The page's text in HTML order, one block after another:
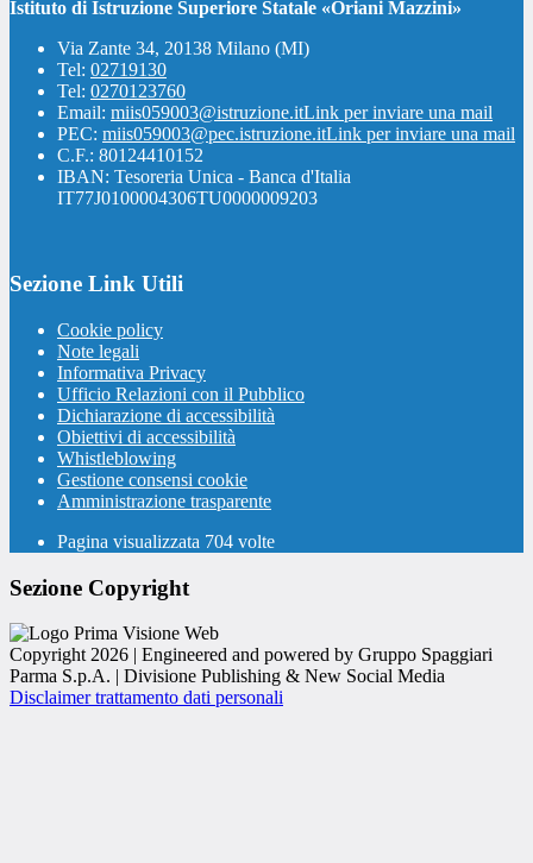
Istituto di Istruzione Superiore Statale «Oriani Mazzini»
Via Zante 34, 20138 Milano (MI)
Tel: 02719130
Tel: 0270123760
Email: miis059003@istruzione.itLink per inviare una mail
PEC: miis059003@pec.istruzione.itLink per inviare una mail
C.F.: 80124410152
IBAN: Tesoreria Unica - Banca d'Italia
IT77J0100004306TU0000009203
Sezione Link Utili
Cookie policy
Note legali
Informativa Privacy
Ufficio Relazioni con il Pubblico
Dichiarazione di accessibilità
Obiettivi di accessibilità
Whistleblowing
Gestione consensi cookie
Amministrazione trasparente
Pagina visualizzata 704 volte
Sezione Copyright
Copyright 2026 | Engineered and powered by Gruppo Spaggiari
Parma S.p.A. | Divisione Publishing & New Social Media
Disclaimer trattamento dati personali